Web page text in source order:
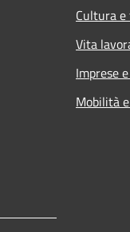
Cultura
Vita
Imprese
Mobilità